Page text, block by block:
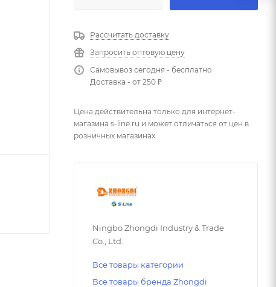
Рассчитать доставку
Запросить оптовую цену
Самовывоз сегодня - бесплатно
Доставка - от 250 ₽
Цена действительна только для интернет-
магазина s-line.ru и может отличаться от цен в
розничных магазинах
Ningbo Zhongdi Industry & Trade
Co., Ltd.
Все товары категории
Все товары бренда Zhongdi